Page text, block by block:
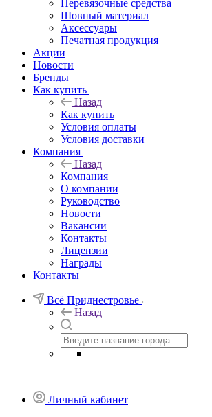
Перевязочные средства
Шовный материал
Аксессуары
Печатная продукция
Акции
Новости
Бренды
Как купить
Назад
Как купить
Условия оплаты
Условия доставки
Компания
Назад
Компания
О компании
Руководство
Новости
Вакансии
Контакты
Лицензии
Награды
Контакты
Всё Приднестровье
Назад
Личный кабинет